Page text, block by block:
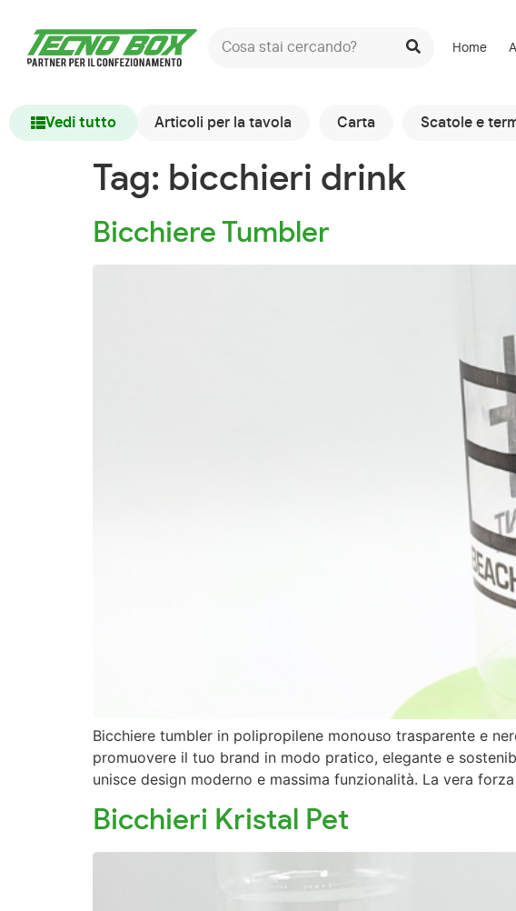
Home
Vedi tutto Articoli per la tavola Carta Scatole e
Tag: bicchieri drink
Bicchiere Tumbler
Bicchiere tumbler in polipropilene monouso trasparente e
promuovere il tuo brand in modo pratico, elegante e
unisce design moderno e massima funzionalità. La vera
Bicchieri Kristal Pet